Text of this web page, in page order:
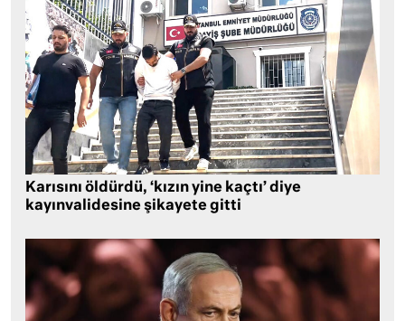
Karısını öldürdü, ‘kızın yine kaçtı’ diye
kayınvalidesine şikayete gitti